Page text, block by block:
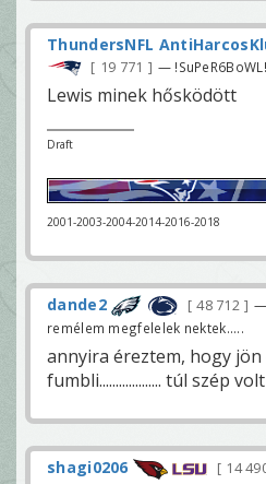
ThundersNFL
19 771 —
Lewis minek hősködött
Draft
2001-2003-2004-2014-2016-2018
dande2 48 712
—
remélem megfelelek nektek.....
annyira éreztem, hogy jön
fumbli................... túl szép volt
shagi0206 14